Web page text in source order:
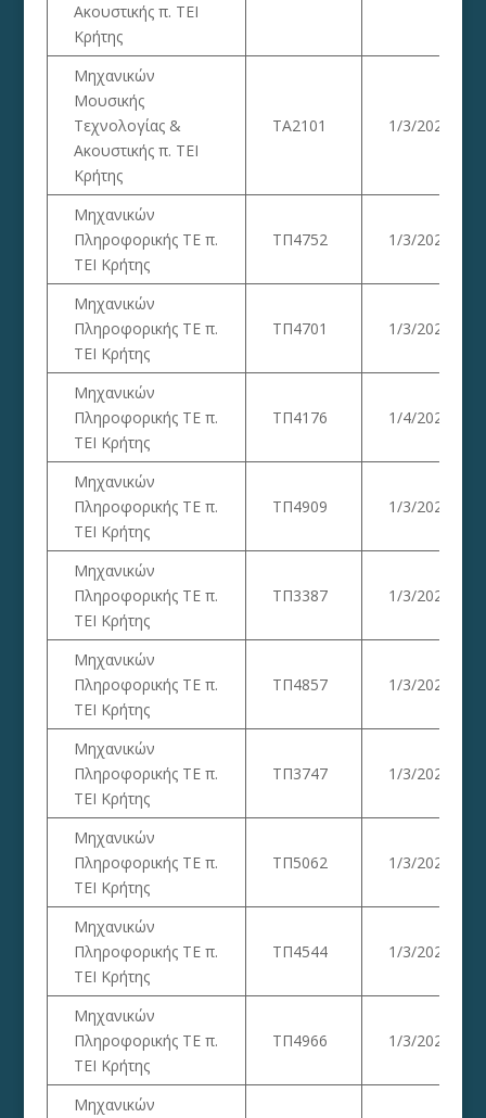
Ακουστικής π. ΤΕΙ
Κρήτης
Μηχανικών
Μουσικής
Τεχνολογίας &
Ακουστικής π. ΤΕΙ
Κρήτης
ΤΑ2101 1/3/2023
Μηχανικών
Πληροφορικής ΤΕ π.
ΤΕΙ Κρήτης
ΤΠ4752 1/3/2023
Μηχανικών
Πληροφορικής ΤΕ π.
ΤΕΙ Κρήτης
ΤΠ4701 1/3/2023
Μηχανικών
Πληροφορικής ΤΕ π.
ΤΕΙ Κρήτης
ΤΠ4176 1/4/2023
Μηχανικών
Πληροφορικής ΤΕ π.
ΤΕΙ Κρήτης
ΤΠ4909 1/3/2023
Μηχανικών
Πληροφορικής ΤΕ π.
ΤΕΙ Κρήτης
ΤΠ3387 1/3/2023
Μηχανικών
Πληροφορικής ΤΕ π.
ΤΕΙ Κρήτης
ΤΠ4857 1/3/2023
Μηχανικών
Πληροφορικής ΤΕ π.
ΤΕΙ Κρήτης
ΤΠ3747 1/3/2023
Μηχανικών
Πληροφορικής ΤΕ π.
ΤΕΙ Κρήτης
ΤΠ5062 1/3/2023
Μηχανικών
Πληροφορικής ΤΕ π.
ΤΕΙ Κρήτης
ΤΠ4544 1/3/2023
Μηχανικών
Πληροφορικής ΤΕ π.
ΤΕΙ Κρήτης
ΤΠ4966 1/3/2023
Μηχανικών